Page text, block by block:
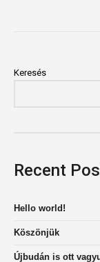
Keresés
Recent
Hello world!
Köszönjük
Újbudán is ott